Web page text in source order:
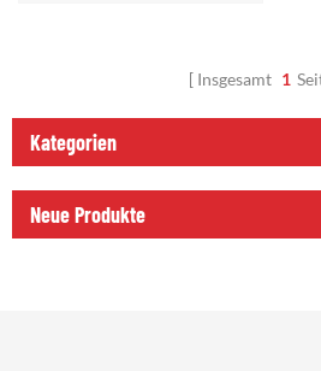
Insgesamt 1
Kategorien
Neue Produkte